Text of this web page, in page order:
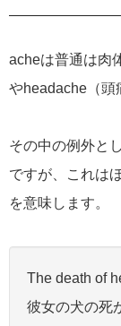
acheは普通は肉
やheadache（頭
その中の例外と
ですが、これは
を意味します。
The death of
彼女の犬の死